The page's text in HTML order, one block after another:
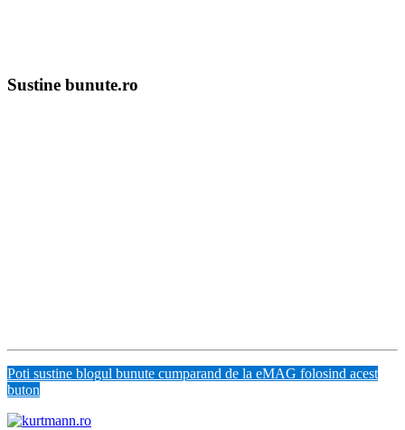
Sustine bunute.ro
Poti sustine blogul bunute cumparand de la eMAG folosind acest
buton